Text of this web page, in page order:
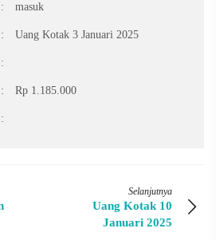
: masuk
: Uang Kotak 3 Januari 2025
:
: Rp 1.185.000
:
Selanjutnya
Uang Kotak 10
Januari 2025